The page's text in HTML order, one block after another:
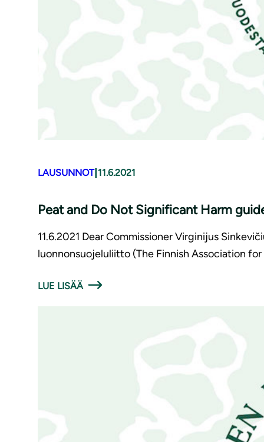
LAUSUNNOT| 11.6.2021
Peat and Do Not Significant Harm
11.6.2021 Dear Commissioner Virginijus
luonnonsuojeluliitto (The Finnish Association
LUE LISÄÄ